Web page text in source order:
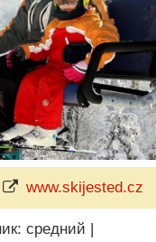
www.skijested.cz
средний |